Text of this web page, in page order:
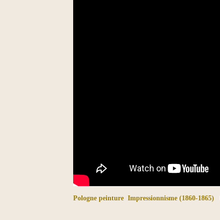
Pologne peinture Impressionnisme (1860-1865)